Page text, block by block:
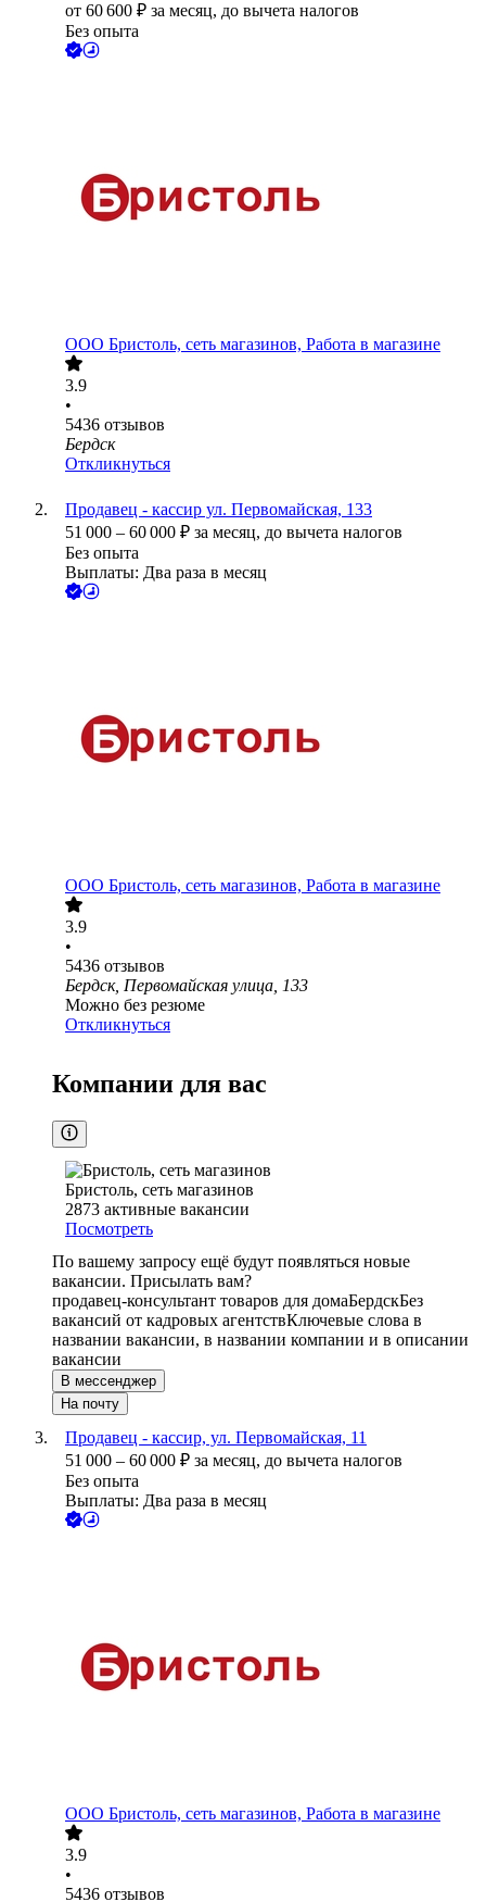
от 60 600 ₽ за месяц, до вычета налогов
Без опыта
ООО Бристоль, сеть магазинов, Работа в магазине
3.9
•
5436 отзывов
Бердск
Откликнуться
Продавец - кассир ул. Первомайская, 133
51 000 – 60 000 ₽ за месяц, до вычета налогов
Без опыта
Выплаты: Два раза в месяц
ООО Бристоль, сеть магазинов, Работа в магазине
3.9
•
5436 отзывов
Бердск, Первомайская улица, 133
Можно без резюме
Откликнуться
Компании для вас
Бристоль, сеть магазинов
2873 активные вакансии
Посмотреть
По вашему запросу ещё будут появляться новые
вакансии. Присылать вам?
продавец-консультант товаров для домаБердскБез
вакансий от кадровых агентствКлючевые слова в
названии вакансии, в названии компании и в описании
вакансии
В мессенджер
На почту
Продавец - кассир, ул. Первомайская, 11
51 000 – 60 000 ₽ за месяц, до вычета налогов
Без опыта
Выплаты: Два раза в месяц
ООО Бристоль, сеть магазинов, Работа в магазине
3.9
•
5436 отзывов